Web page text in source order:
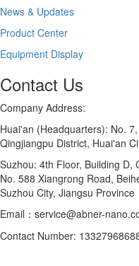
News & Updates
Product Center
Equipment Display
Contact Us
Company Address:
Huai'an (Headquarters): No.
Qingjiangpu District, Huai'an
Suzhou: 4th Floor, Building D,
No. 588 Xiangrong Road,
Suzhou City, Jiangsu Province
Email：service@abner-
Contact Number: